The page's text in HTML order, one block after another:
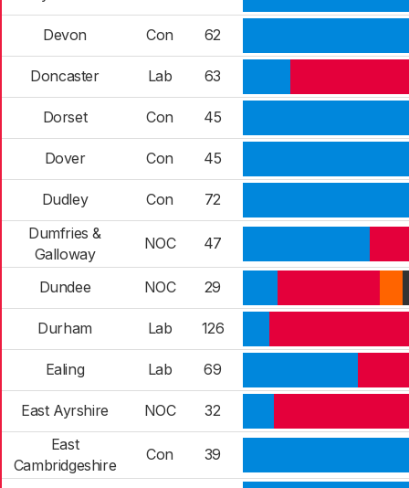
Devon Con 62
Doncaster Lab 63
Dorset Con 45
Dover Con 45
Dudley Con
72
Dumfries &
Galloway
NOC 47
Dundee NOC 29
Durham Lab 126
Ealing Lab 69
East Ayrshire NOC
32
East
Cambridgeshire
Con 39